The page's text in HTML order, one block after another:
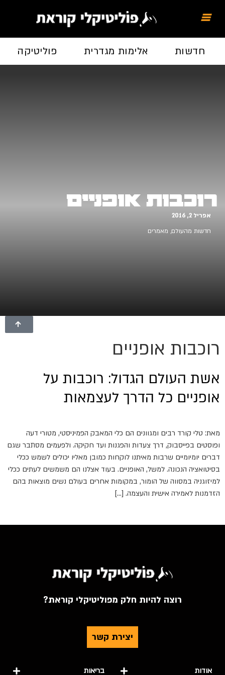
חדשות אלימות מגדרית פוליטיקה
רוכבות אופניים
אפריל 2, 2016
חדשות מהעולם, מאמרים
רוכבות אופניים
אשת העולם הגדול: רוכבות על
אופניים כל הדרך לעצמאות
מאת: טלי קורד רבים ומגוונים הם כלי המאבק הפמיניסטי, מטורי דעה
ופוסטים בפייסבוק, דרך צעדות והפגנות ועד חקיקה. ולפעמים מסתבר שגם
דברים יומיומיים שרבות מאיתנו לוקחות כמובן מאליו יכולים לשמש ככלי
בסיטואציה הנכונה. למשל, האופניים. בעוד אצלנו הם משמשים לעתים ככלי
למיזוגניה במסווה של הומור, במקומות אחרים בעולם נשים מוצאות בהם
הזדמנות לאמירה אישית והעצמה. […]
רוצה להיות חלק מפוליטיקלי קוראת?
יצירת קשר
אודות בריאות